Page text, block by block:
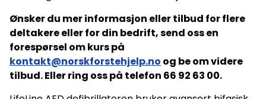
instruktører i din bedrift. Alt materiell er inkludert i prisen
inklusive læremateriell og Covid-19 smittevernsutstyr til alle
elever. Registrer din hjertestarter i det offentlige
hjertestarterregisteret Dette er det eneste registeret som
er koblet mot AMKs nød-sentral som du kommer til når du
ringer telefon 113 for å få hjelp og varsle ambulanse. Ved å
melde inn din hjertestarter her, kan den komme andre til
nytte som faller om med uventet hjertestans i ditt nærmiljø.
Registeret driftes av Helsedirektoratet. Du finner det her:
Ønsker du mer informasjon eller tilbud for flere
deltakere eller for din bedrift, send oss en
forespørsel om kurs på
kontakt@norskforstehjelp.no og be om videre
tilbud. Eller ring oss på telefon 66 92 63 00.